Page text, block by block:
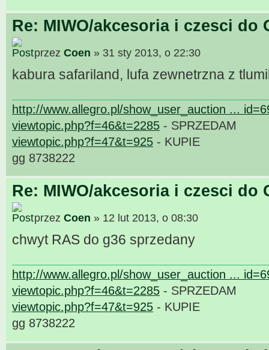
Re: MIWO/akcesoria i czesci do
przez Coen » 31 sty 2013, o 22:30
kabura safariland, lufa zewnetrzna z
http://www.allegro.pl/show_user_auction ...
viewtopic.php?f=46&t=2285 - SPRZEDAM
viewtopic.php?f=47&t=925 - KUPIE
gg 8738222
Re: MIWO/akcesoria i czesci do
przez Coen » 12 lut 2013, o 08:30
chwyt RAS do g36 sprzedany
http://www.allegro.pl/show_user_auction ...
viewtopic.php?f=46&t=2285 - SPRZEDAM
viewtopic.php?f=47&t=925 - KUPIE
gg 8738222